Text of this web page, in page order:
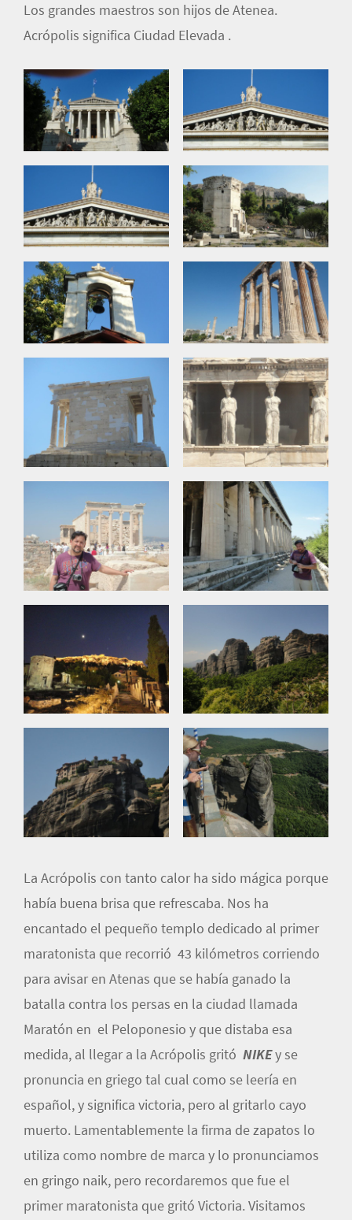
Los grandes maestros son hijos de Atenea.
Acrópolis significa Ciudad Elevada .
La Acrópolis con tanto calor ha sido mágica porque
había buena brisa que refrescaba. Nos ha
encantado el pequeño templo dedicado al primer
maratonista que recorrió 43 kilómetros corriendo
para avisar en Atenas que se había ganado la
batalla contra los persas en la ciudad llamada
Maratón en el Peloponesio y que distaba esa
medida, al llegar a la Acrópolis gritó NIKEy se
pronuncia en griego tal cual como se leería en
español, y significa victoria, pero al gritarlo cayo
muerto. Lamentablemente la firma de zapatos lo
utiliza como nombre de marca y lo pronunciamos
en gringo naik, pero recordaremos que fue el
primer maratonista que gritó Victoria. Visitamos